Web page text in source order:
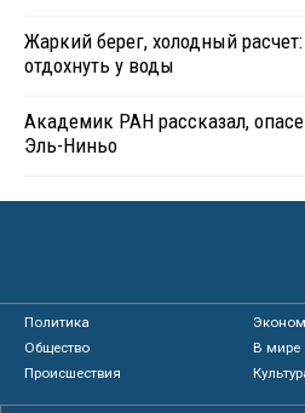
Жаркий берег, холодный
отдохнуть у воды
Академик РАН рассказал,
Эль-Ниньо
Политика
Общество
В мире
Происшествия